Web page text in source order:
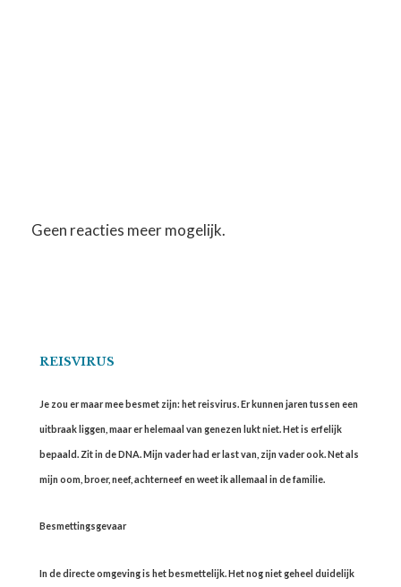
Geen reacties meer mogelijk.
REISVIRUS
Je zou er maar mee besmet zijn: het reisvirus. Er kunnen jaren tussen een
uitbraak liggen, maar er helemaal van genezen lukt niet. Het is erfelijk
bepaald. Zit in de DNA. Mijn vader had er last van, zijn vader ook. Net als
mijn oom, broer, neef, achterneef en weet ik allemaal in de familie.
Besmettingsgevaar
In de directe omgeving is het besmettelijk. Het nog niet geheel duidelijk